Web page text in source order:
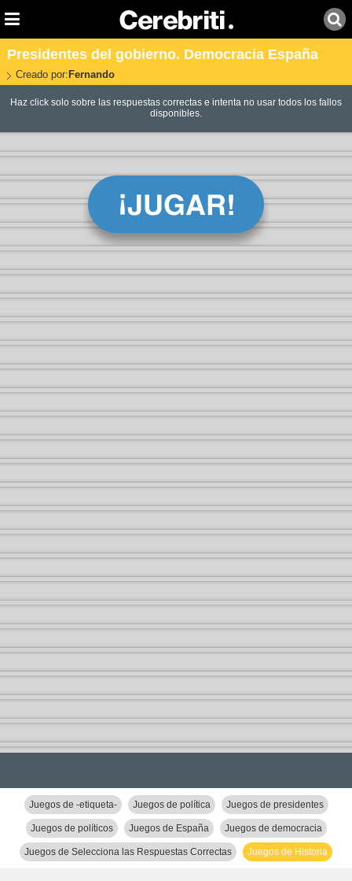
Presidentes del gobierno. Democracia España
Creado por: Fernando
Haz click solo sobre las respuestas correctas e intenta no usar todos los fallos
disponibles.
Juegos de -etiqueta- Juegos de política Juegos de presidentes
Juegos de políticos Juegos de España Juegos de democracia
Juegos de Selecciona las Respuestas Correctas Juegos de Historia